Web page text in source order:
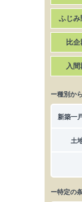
ふじみ
比企
入間
ー種別か
新築一
土
ー特定の